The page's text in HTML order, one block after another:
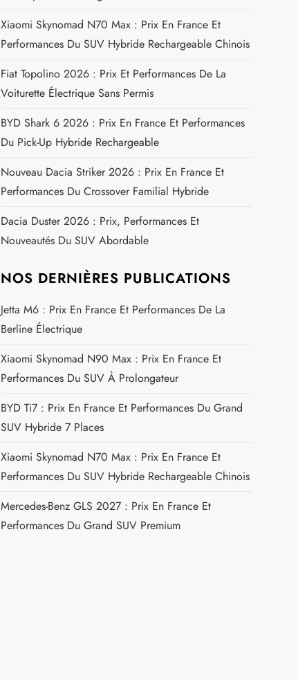
Xiaomi Skynomad N70 Max : Prix En France Et
Performances Du SUV Hybride Rechargeable Chinois
Fiat Topolino 2026 : Prix Et Performances De La
Voiturette Électrique Sans Permis
BYD Shark 6 2026 : Prix En France Et Performances
Du Pick-Up Hybride Rechargeable
Nouveau Dacia Striker 2026 : Prix En France Et
Performances Du Crossover Familial Hybride
Dacia Duster 2026 : Prix, Performances Et
Nouveautés Du SUV Abordable
NOS DERNIÈRES PUBLICATIONS
Jetta M6 : Prix En France Et Performances De La
Berline Électrique
Xiaomi Skynomad N90 Max : Prix En France Et
Performances Du SUV À Prolongateur
BYD Ti7 : Prix En France Et Performances Du Grand
SUV Hybride 7 Places
Xiaomi Skynomad N70 Max : Prix En France Et
Performances Du SUV Hybride Rechargeable Chinois
Mercedes-Benz GLS 2027 : Prix En France Et
Performances Du Grand SUV Premium